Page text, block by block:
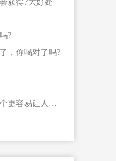
获得7大好处
?
，你喝对了吗?
喝茶和喝咖啡，哪一个更容易让人兴奋?